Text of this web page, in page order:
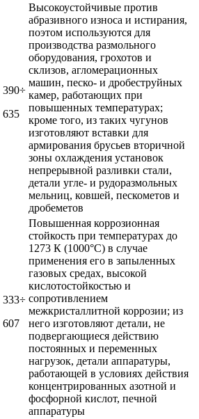
390÷
635
Высокоустойчивые против
абразивного износа и истирания,
поэтом используются для
производства размольного
оборудования, грохотов и
склизов, агломерационных
машин, песко- и дробеструйных
камер, работающих при
повышенных температурах;
кроме того, из таких чугунов
изготовляют вставки для
армирования брусьев вторичной
зоны охлаждения установок
непрерывной разливки стали,
детали угле- и рудоразмольных
мельниц, ковшей, пескометов и
дробеметов
333÷
607
Повышенная коррозионная
стойкость при температурах до
1273 К (1000°С) в случае
применения его в запыленных
газовых средах, высокой
кислотостойкостью и
сопротивлением
межкристаллитной коррозии; из
него изготовляют детали, не
подвергающиеся действию
постоянных и переменных
нагрузок, детали аппаратуры,
работающей в условиях действия
концентрированных азотной и
фосфорной кислот, печной
аппаратуры